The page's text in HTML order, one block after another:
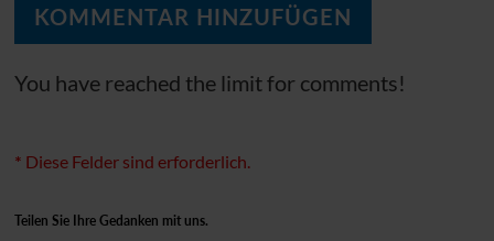
You have reached the limit for comments!
* Diese Felder sind erforderlich.
Teilen Sie Ihre Gedanken mit uns.